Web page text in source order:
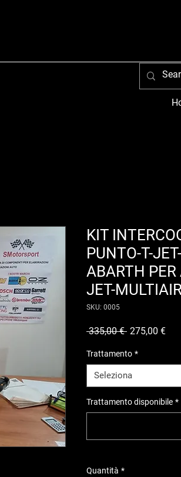
KIT
PUNTO-T-
ABARTH
JET-
SKU: 0005
335,00 € Prezzo
275,00 €
Trattamento *
Seleziona
Trattamento disponibile *
Quantità *